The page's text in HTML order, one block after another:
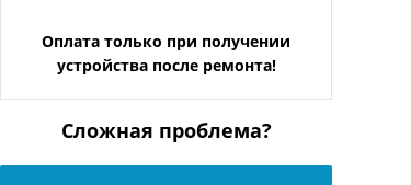
Оплата только при получении
устройства после ремонта!
Сложная проблема?